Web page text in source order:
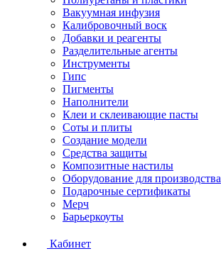
Вакуумная инфузия
Калибровочный воск
Добавки и реагенты
Разделительные агенты
Инструменты
Гипс
Пигменты
Наполнители
Клеи и склеивающие пасты
Соты и плиты
Создание модели
Средства защиты
Композитные настилы
Оборудование для производства
Подарочные сертификаты
Мерч
Барьеркоуты
Кабинет